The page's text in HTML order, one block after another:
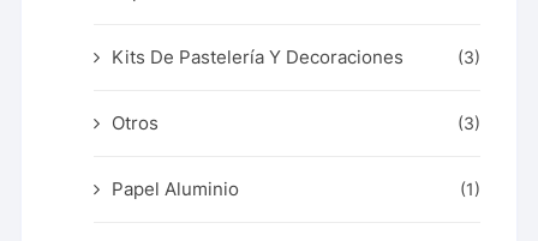
Kits De Pastelería Y Decoraciones (3)
Otros (3)
Papel Aluminio (1)